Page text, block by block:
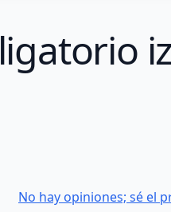
No hay opiniones; sé el